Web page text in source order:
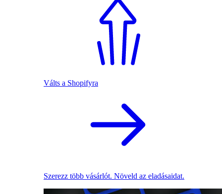
Válts a Shopifyra
Szerezz több vásárlót. Növeld az eladásaidat.